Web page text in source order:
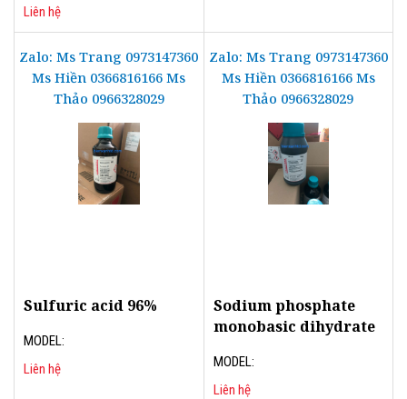
Liên hệ
Zalo: Ms Trang 0973147360
Ms Hiền 0366816166 Ms
Thảo 0966328029
Sulfuric acid 96%
MODEL:
Liên hệ
Zalo: Ms Trang 0973147360
Ms Hiền 0366816166 Ms
Thảo 0966328029
Sodium phosphate
monobasic dihydrate
MODEL:
Liên hệ